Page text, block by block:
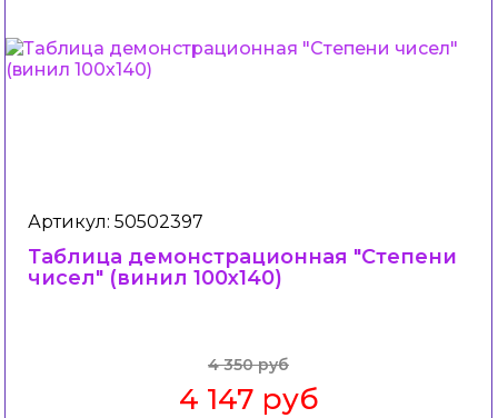
Артикул: 50502397
Таблица демонстрационная "Степени
чисел" (винил 100х140)
4 350 руб
4 147 руб